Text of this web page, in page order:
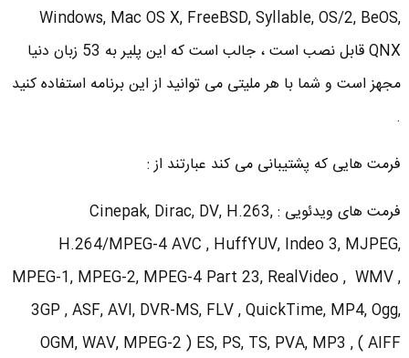
Windows, Mac OS X, FreeBSD, Syllable, OS/2, BeOS,
QNX قابل نصب است ، جالب است که این پلیر به 53 زبان دنیا
مجهز است و شما با هر ملیتی می توانید از این برنامه استفاده کنید
.
فرمت هایی که پشتیبانی می کند عبارتند از :
فرمت های ویدئویی : Cinepak, Dirac, DV, H.263,
H.264/MPEG-4 AVC , HuffYUV, Indeo 3, MJPEG,
MPEG-1, MPEG-2, MPEG-4 Part 23, RealVideo , WMV ,
3GP , ASF, AVI, DVR-MS, FLV , QuickTime, MP4, Ogg,
OGM, WAV, MPEG-2 ) ES, PS, TS, PVA, MP3 , ( AIFF